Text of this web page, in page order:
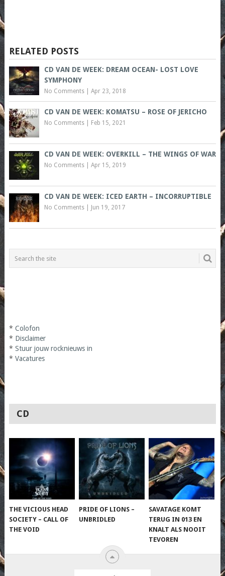
RELATED POSTS
CD VAN DE WEEK: DREAM OCEAN- LOST LOVE
SYMPHONY
No Comments| Apr 23, 2018
CD VAN DE WEEK: KOMATSU – ROSE OF JERICHO
No Comments| Feb 15, 2021
CD VAN DE WEEK: OVERKILL – THE WINGS OF WAR
No Comments| Apr 15, 2019
CD VAN DE WEEK: ICED EARTH – INCORRUPTIBLE
No Comments| Jun 19, 2017
* Colofon
* Disclaimer
* Stuur jouw rocknieuws in
* Vacatures
CD
THE VICIOUS HEAD
SOCIETY – CALL OF
THE VOID
PRIDE OF LIONS –
UNBRIDLED
SAVATAGE KOMT
TERUG IN 013 EN
KNALT ALS NOOIT
TEVOREN